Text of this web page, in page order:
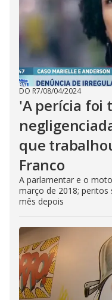
DO R7/08/04/2024
'A perícia foi
que
Franco
A parlamentar e o
março de 2018;
mês depois